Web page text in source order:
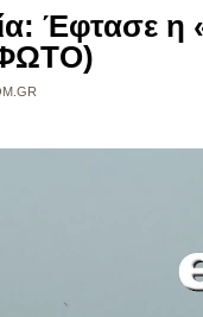
Έφτασε η